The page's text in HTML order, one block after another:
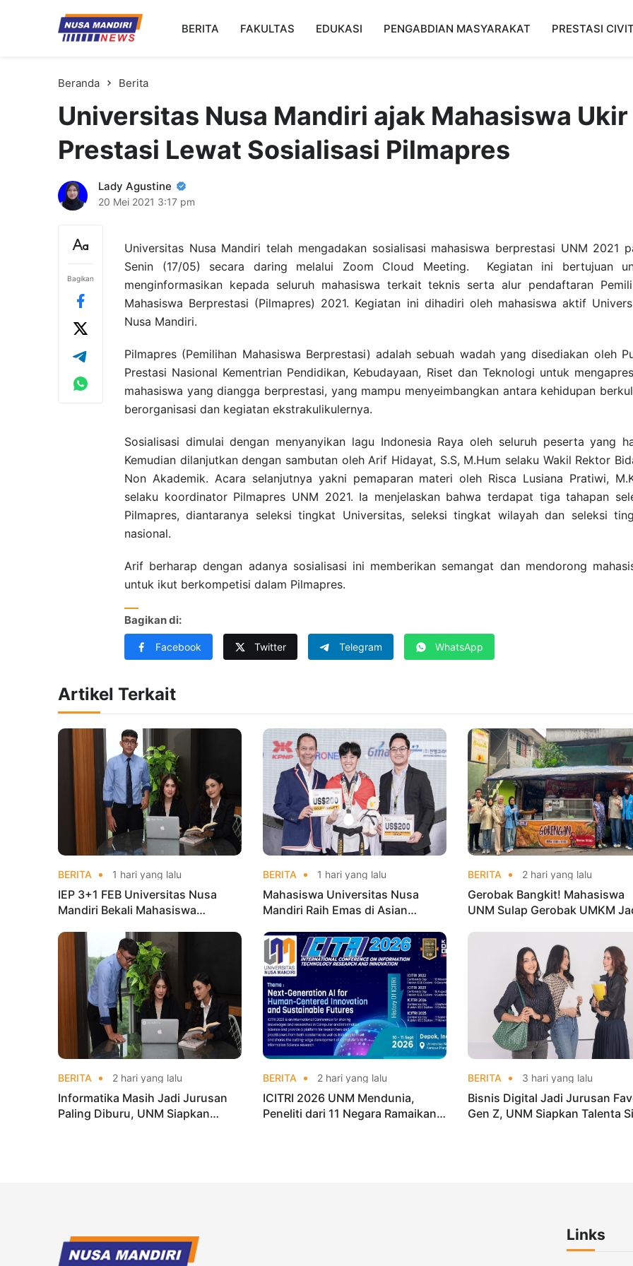
Kampus Digital Bisnis
Universitas Nusa Mandiri
BERITA FAKULTAS EDUKASI PENGABDIAN MASYARAKAT PRESTASI
Beranda Berita
Universitas Nusa Mandiri ajak Mahasiswa Ukir
Prestasi Lewat Sosialisasi Pilmapres
Lady Agustine
20 Mei 2021 3:17 pm
Bagikan
Universitas Nusa Mandiri telah mengadakan sosialisasi mahasiswa berprestasi UNM 2021
Senin (17/05) secara daring melalui Zoom Cloud Meeting. Kegiatan ini bertujuan
menginformasikan kepada seluruh mahasiswa terkait teknis serta alur pendaftaran
Mahasiswa Berprestasi (Pilmapres) 2021. Kegiatan ini dihadiri oleh mahasiswa aktif
Nusa Mandiri.
Pilmapres (Pemilihan Mahasiswa Berprestasi) adalah sebuah wadah yang disediakan oleh
Prestasi Nasional Kementrian Pendidikan, Kebudayaan, Riset dan Teknologi untuk
mahasiswa yang diangga berprestasi, yang mampu menyeimbangkan antara kehidupan
berorganisasi dan kegiatan ekstrakulikulernya.
Sosialisasi dimulai dengan menyanyikan lagu Indonesia Raya oleh seluruh peserta yang
Kemudian dilanjutkan dengan sambutan oleh Arif Hidayat, S.S, M.Hum selaku Wakil Rektor
Non Akademik. Acara selanjutnya yakni pemaparan materi oleh Risca Lusiana Pratiwi,
selaku koordinator Pilmapres UNM 2021. Ia menjelaskan bahwa terdapat tiga tahapan
Pilmapres, diantaranya seleksi tingkat Universitas, seleksi tingkat wilayah dan seleksi
nasional.
Arif berharap dengan adanya sosialisasi ini memberikan semangat dan mendorong
untuk ikut berkompetisi dalam Pilmapres.
Bagikan di:
Facebook Twitter Telegram WhatsApp
Artikel Terkait
BERITA 1 hari yang lalu
IEP 3+1 FEB Universitas Nusa
Mandiri Bekali Mahasiswa
BERITA 1 hari yang lalu
Mahasiswa Universitas Nusa
Mandiri Raih Emas di Asian
Championships 2026
BERITA 2 hari yang lalu
Gerobak Bangkit! Mahasiswa
UNM Sulap Gerobak UMKM
BERITA 2 hari yang lalu
Informatika Masih Jadi Jurusan
Paling Diburu, UNM Siapkan
BERITA 2 hari yang lalu
ICITRI 2026 UNM Mendunia,
Peneliti dari 11 Negara Ramaikan
BERITA 3 hari yang lalu
Bisnis Digital Jadi Jurusan
Gen Z, UNM Siapkan Talenta
Links